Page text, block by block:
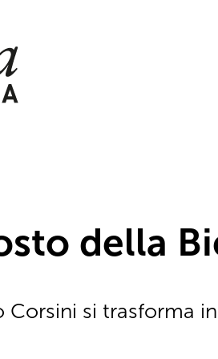
della
Corsini si trasforma in